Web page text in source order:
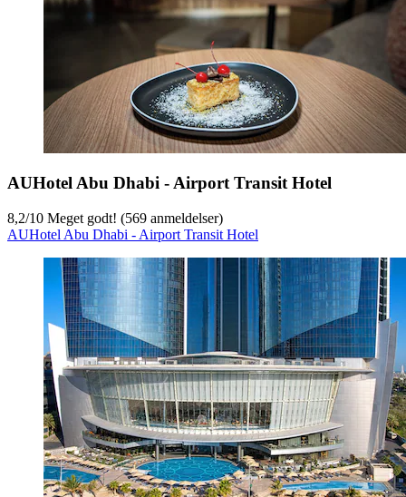
AUHotel Abu Dhabi - Airport Transit Hotel
8,2/10 Meget godt! (569 anmeldelser)
AUHotel Abu Dhabi - Airport Transit Hotel